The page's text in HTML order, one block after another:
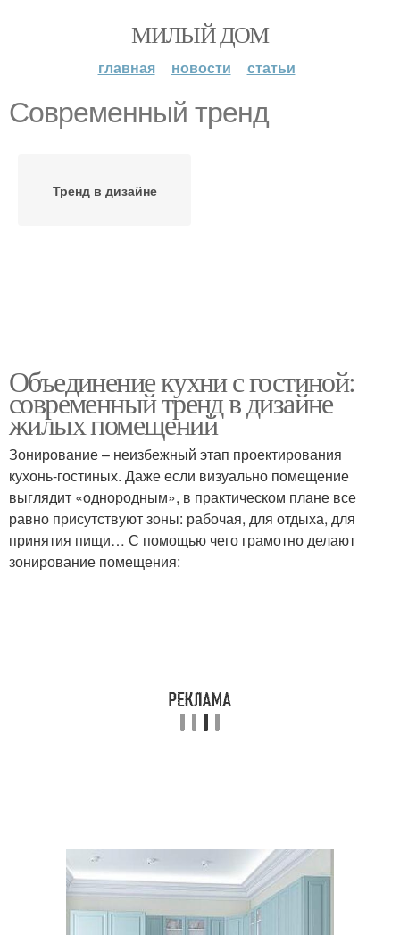
МИЛЫЙ ДОМ
главная новости статьи
Современный тренд
Тренд в дизайне
Объединение кухни с гостиной:
современный тренд в дизайне
жилых помещений
Зонирование – неизбежный этап проектирования
кухонь-гостиных. Даже если визуально помещение
выглядит «однородным», в практическом плане все
равно присутствуют зоны: рабочая, для отдыха, для
принятия пищи… С помощью чего грамотно делают
зонирование помещения: